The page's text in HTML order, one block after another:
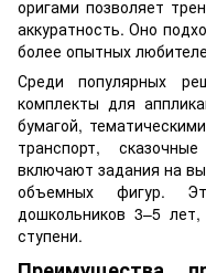
оригами позволяет
аккуратность. Оно
более опытных
Среди популярных
комплекты для
бумагой,
транспорт,
включают задания на
объемных фигур.
дошкольников 3–5
ступени.